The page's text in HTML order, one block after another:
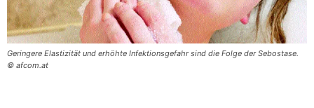
Geringere Elastizität und erhöhte Infektionsgefahr sind die Folge der Sebostase.
© afcom.at